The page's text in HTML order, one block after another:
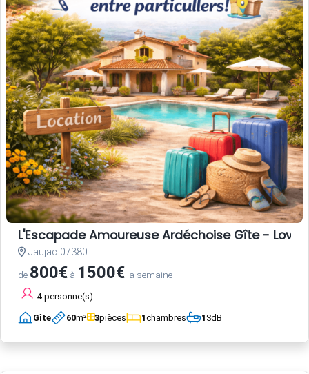
L'Escapade Amoureuse Ardéchoise Gîte -
Jaujac 07380
de 800€ à 1500€ la semaine
4 personne(s)
Gîte 60m² 3pièces 1chambres 1SdB